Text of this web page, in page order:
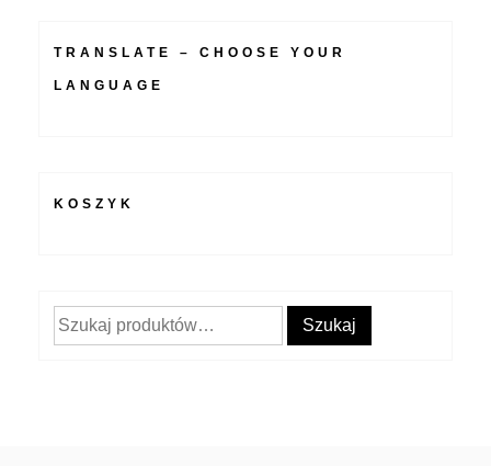
TRANSLATE – CHOOSE YOUR
LANGUAGE
KOSZYK
Szukaj: Szukaj